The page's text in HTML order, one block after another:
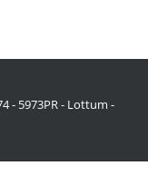
- 5973PR - Lottum -